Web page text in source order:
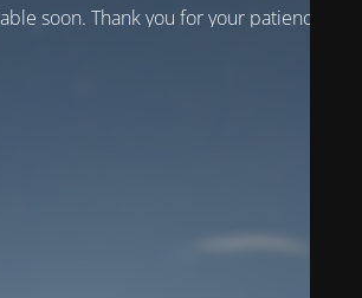
soon. Thank you for your patience!